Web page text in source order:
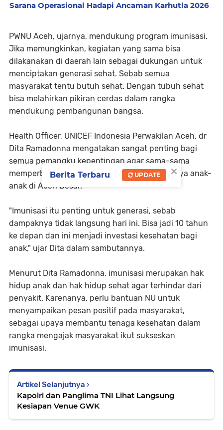
Sarana Operasional Hadapi Ancaman Karhutla 2026
PWNU Aceh, ujarnya, mendukung program imunisasi.
Jika memungkinkan, kegiatan yang sama bisa
dilakanakan di daerah lain sebagai dukungan untuk
menciptakan generasi sehat. Sebab semua
masyarakat tentu butuh sehat. Dengan tubuh sehat
bisa melahirkan pikiran cerdas dalam rangka
mendukung pembangunan bangsa.
Health Officer, UNICEF Indonesia Perwakilan Aceh, dr
Dita Ramadonna mengatakan sangat penting bagi
semua pemangku kepentingan agar sama-sama
memperbaiki kesehatan masyarakat, khususnya anak-
anak di Aceh Besar.
"Imunisasi itu penting untuk generasi, sebab
dampaknya tidak langsung hari ini. Bisa jadi 10 tahun
ke depan dan ini menjadi investasi kesehatan bagi
anak," ujar Dita dalam sambutannya.
Menurut Dita Ramadonna, imunisasi merupakan hak
hidup anak dan hak hidup sehat agar terhindar dari
penyakit. Karenanya, perlu bantuan NU untuk
menyampaikan pesan positif pada masyarakat,
sebagai upaya membantu tenaga kesehatan dalam
rangka mengajak masyarakat ikut sukseskan
imunisasi.
Artikel Selanjutnya
Kapolri dan Panglima TNI Lihat Langsung
Kesiapan Venue GWK
×
Berita Terbaru UPDATE